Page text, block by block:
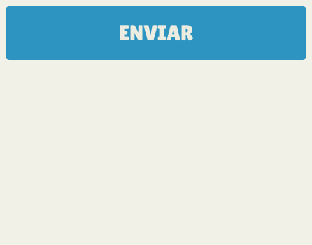
JOGAR XADREZ
ENVIAR